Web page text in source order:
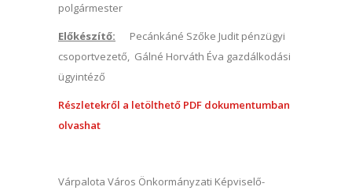
polgármester
Előkészítő: Pecánkáné Szőke Judit pénzügyi
csoportvezető, Gálné Horváth Éva gazdálkodási
ügyintéző
Részletekről a letölthető PDF dokumentumban
olvashat
Várpalota Város Önkormányzati Képviselő-